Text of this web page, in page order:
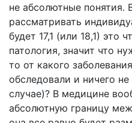
не абсолютные понятия.
рассматривать
будет 17,1 (или 18,1) это
патология, значит что
то от какого
обследовали и ничего
случае)? В медицине
абсолютную границу